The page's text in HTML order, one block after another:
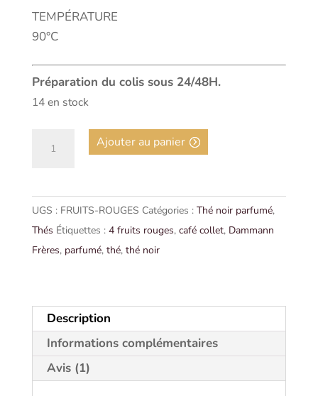
TEMPÉRATURE
90°C
Préparation du colis sous 24/48H.
14 en stock
NOIR
-
4
FRUITS
Dammann
Frères
Ajouter au panier
UGS : FRUITS-ROUGES Catégories : Thé noir parfumé,
Thés Étiquettes : 4 fruits rouges, café collet, Dammann
Frères, parfumé, thé, thé noir
Description
Informations complémentaires
Avis (1)